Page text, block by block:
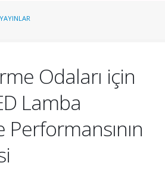
Odaları için
Lamba
Performansının